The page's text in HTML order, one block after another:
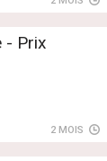
- Prix
2 MOIS